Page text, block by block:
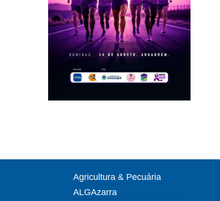
Agricultura & Pecuária
ALGAzarra